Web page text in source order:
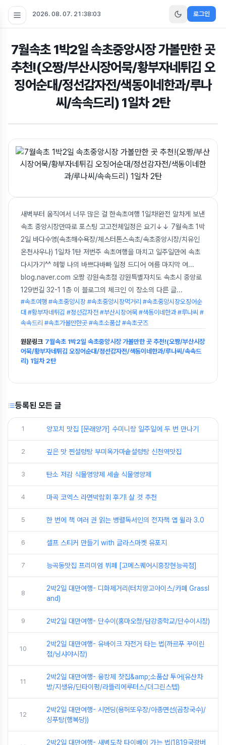
2026. 08. 07. 21:38:03 로그인
7월속초 1박2일 속초중앙시장 가볼만한 곳
추천!(오짱/부산시장어묵/황부자네튀김 오
징어순대/정선감자전/색동이네한과/루나
씨/속속드리) 1일차 2탄
새벽부터 움직여서 너무 많은 걸 한속초여행 1일차!완전 알차게 보낸
속초 중앙시장만따로 포스팅 고고전체일정은 요기↓↓ 7월속초 1박
2일 바다수영(속초해수욕장/체스터톤스속초/속초중앙시장/치유인
온천사우나) 1일차 1탄 저번주 속초여행을 마치고 일주일만에 속초
다시가기^^ 헤헿 나의 바쁘다바빠 일정 드디어 여름 마지막 여...
blog.naver.com 오짱 강원속초점 강원특별자치도 속초시 중앙로
129번길 32-1 1층 이 블로그의 체크인 이 장소의 다른 글...
#속초여행 #속초중앙시장 #속초중앙시장먹거리 #속초중앙시장오징어순
대 #황부자네튀김 #정선감자전 #부산시장어묵 #색동이네한과 #루나씨 #
속속드리 #속초가볼만한곳 #속초소품샵 #속초굿즈
원문링크 7월속초 1박2일 속초중앙시장 가볼만한 곳 추천!(오짱/부산시장
어묵/황부자네튀김 오징어순대/정선감자전/색동이네한과/루나씨/속속드
리) 1일차 2탄
등록된 모든 글
1 양꼬치 맛집 [문래양가] 수미니랑 일주일에 두 번 만나기
2 깊은 맛 찐설렁탕 부미옥가마솥설렁탕 신천역맛집
3 탄소 저감 식물영양제 세솔 식물영양제
4 마곡 코엑스 라면박람회 후기! 살 것 추천
5 한 번에 책 여러 권 읽는 병렬독서인의 전자책 앱 윌라 3.0
6 셀프 스티커 만들기 with 글라스마켓 유포지
7 능곡동맛집 프리미엄 뷔페 [고메스퀘어시흥장현능곡점]
8
2박2일 대만여행- 디화제거리(터치망고아이스/카페 Grassl
and)
9 2박2일 대만여행- 단수이(홍마오청/담강중학교/단수이시장)
10
2박2일 대만여행- 유바이크 자전거 타는 법(까르푸 꾸이린
점/닝샤야시장)
11
2박2일 대만여행- 융캉제 찻집&amp;소품샵 투어(유산차
방/지생유/딘타이펑/라뜰리에루터스/더그린스텝)
12
2박2일 대만여행- 시먼딩(용허또우장/아종면선(곱창국수)/
싱푸탕(행복당))
2박2일 대만여행- 새벽도착 타이베이 가는 법(1819국광버